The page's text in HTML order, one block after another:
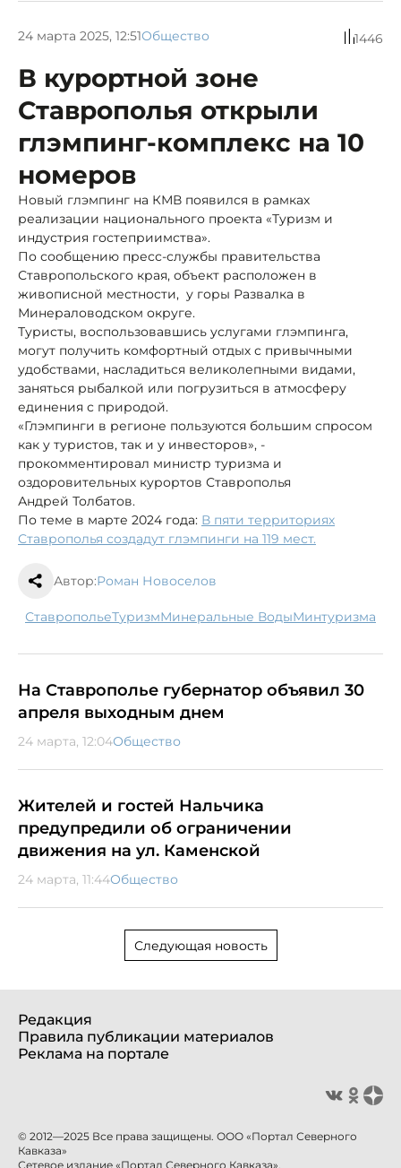
24 марта 2025, 12:51Общество 1446
В курортной зоне
Ставрополья открыли
глэмпинг-комплекс на 10
номеров
Новый глэмпинг на КМВ появился в рамках
реализации национального проекта «Туризм и
индустрия гостеприимства».
По сообщению пресс-службы правительства
Ставропольского края, объект расположен в
живописной местности, у горы Развалка в
Минераловодском округе.
Туристы, воспользовавшись услугами глэмпинга,
могут получить комфортный отдых с привычными
удобствами, насладиться великолепными видами,
заняться рыбалкой или погрузиться в атмосферу
единения с природой.
«Глэмпинги в регионе пользуются большим спросом
как у туристов, так и у инвесторов», -
прокомментировал министр туризма и
оздоровительных курортов Ставрополья
Андрей Толбатов.
По теме в марте 2024 года: В пяти территориях
Ставрополья создадут глэмпинги на 119 мест.
Автор:Роман Новоселов
Ставрополье туризм Минеральные Воды Минтуризма
На Ставрополье губернатор объявил 30
апреля выходным днем
24 марта, 12:04Общество
Жителей и гостей Нальчика
предупредили об ограничении
движения на ул. Каменской
24 марта, 11:44Общество
Следующая новость
Редакция
Правила публикации материалов
Реклама на портале
© 2012—2025 Все права защищены. ООО «Портал Северного
Кавказа»
Сетевое издание «Портал Северного Кавказа».